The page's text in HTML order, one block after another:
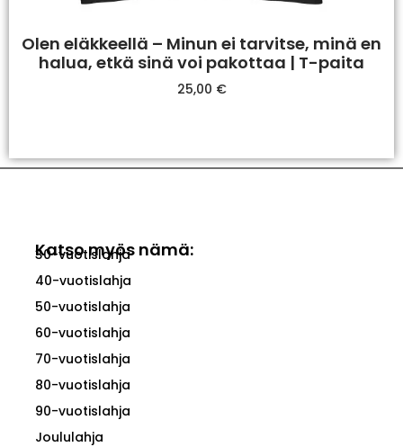
Olen eläkkeellä – Minun ei tarvitse, minä en
halua, etkä sinä voi pakottaa | T-paita
25,00 €
Katso myös nämä:
30-vuotislahja
40-vuotislahja
50-vuotislahja
60-vuotislahja
70-vuotislahja
80-vuotislahja
90-vuotislahja
Joululahja